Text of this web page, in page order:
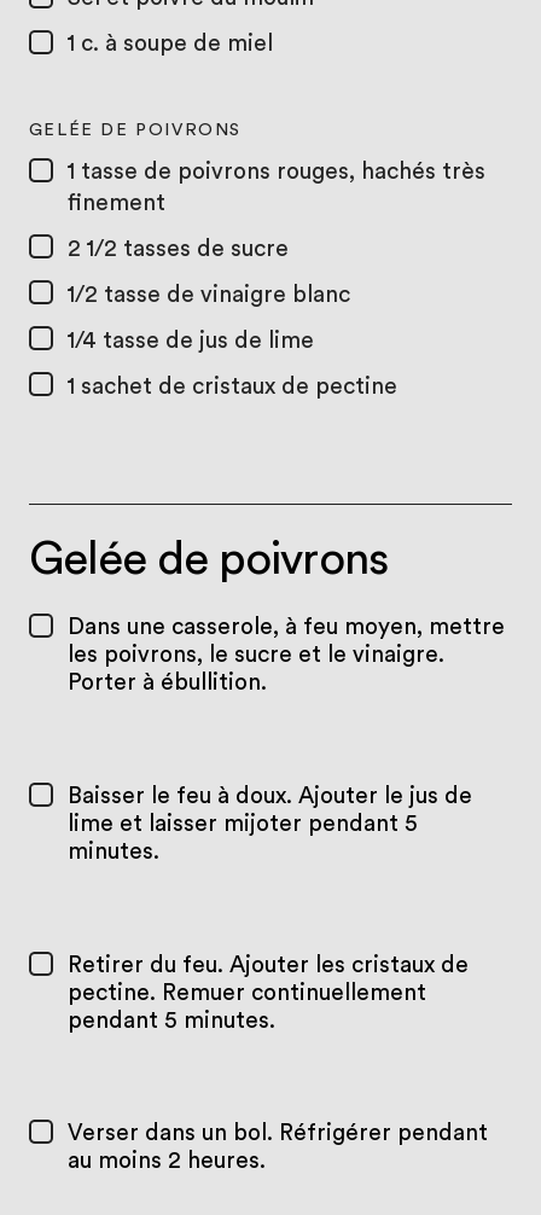
1 c. à soupe de miel
GELÉE DE POIVRONS
1 tasse de poivrons rouges, hachés très
finement
2 1/2 tasses de sucre
1/2 tasse de vinaigre blanc
1/4 tasse de jus de lime
1 sachet de cristaux de pectine
Gelée de poivrons
Dans une casserole, à feu moyen, mettre
les poivrons, le sucre et le vinaigre.
Porter à ébullition.
Baisser le feu à doux. Ajouter le jus de
lime et laisser mijoter pendant 5
minutes.
Retirer du feu. Ajouter les cristaux de
pectine. Remuer continuellement
pendant 5 minutes.
Verser dans un bol. Réfrigérer pendant
au moins 2 heures.